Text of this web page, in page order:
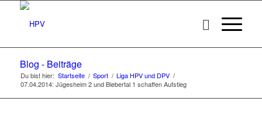
Blog - Beiträge
Du bist hier: Startseite / Sport / Liga HPV und DPV /
07.04.2014: Jügesheim 2 und Biebertal 1 schaffen Aufstieg